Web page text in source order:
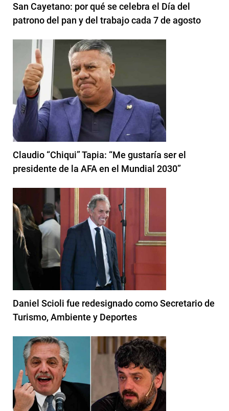
San Cayetano: por qué se celebra el Día del
patrono del pan y del trabajo cada 7 de agosto
Claudio “Chiqui” Tapia: “Me gustaría ser el
presidente de la AFA en el Mundial 2030”
Daniel Scioli fue redesignado como Secretario de
Turismo, Ambiente y Deportes